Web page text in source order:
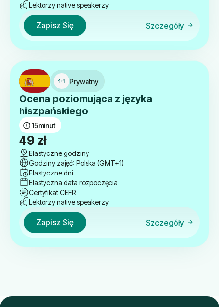
Lektorzy native speakerzy
Zapisz Się Szczegóły
Prywatny
Ocena poziomująca z języka
hiszpańskiego
15minut
49 zł
Elastyczne godziny
Godziny zajęć: Polska (GMT+1)
Elastyczne dni
Elastyczna data rozpoczęcia
Certyfikat CEFR
Lektorzy native speakerzy
Zapisz Się Szczegóły